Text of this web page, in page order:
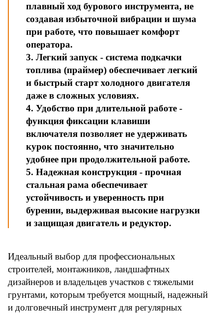
плавный ход бурового инструмента, не
создавая избыточной вибрации и шума
при работе, что повышает комфорт
оператора.
3. Легкий запуск - система подкачки
топлива (праймер) обеспечивает легкий
и быстрый старт холодного двигателя
даже в сложных условиях.
4. Удобство при длительной работе -
функция фиксации клавиши
включателя позволяет не удерживать
курок постоянно, что значительно
удобнее при продолжительной работе.
5. Надежная конструкция - прочная
стальная рама обеспечивает
устойчивость и уверенность при
бурении, выдерживая высокие нагрузки
и защищая двигатель и редуктор.
Идеальный выбор для профессиональных
строителей, монтажников, ландшафтных
дизайнеров и владельцев участков с тяжелыми
грунтами, которым требуется мощный, надежный
и долговечный инструмент для регулярных